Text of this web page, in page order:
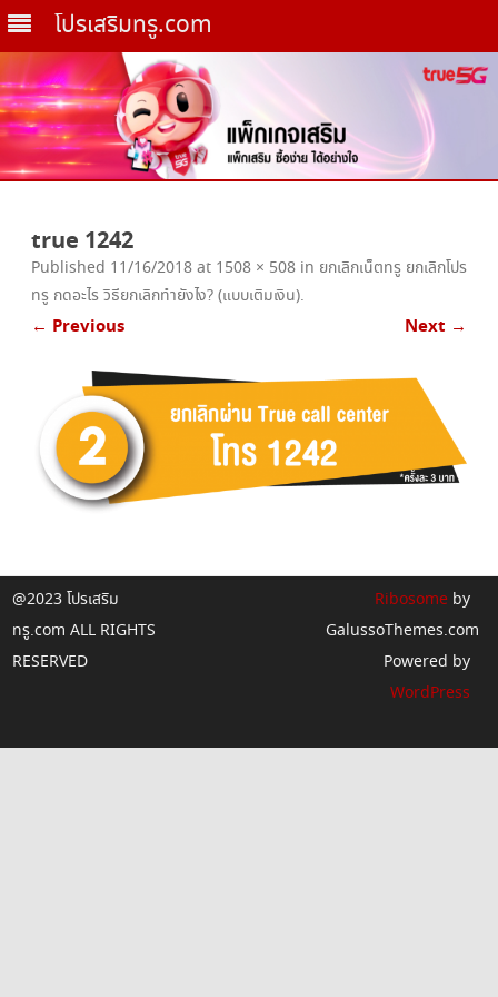
โปรเสริมทรู.com
true 1242
Published 11/16/2018 at 1508 × 508 in ยกเลิกเน็ตทรู ยกเลิกโปร
ทรู กดอะไร วิธียกเลิกทำยังไง? (แบบเติมเงิน).
← Previous Next →
@2023 โปรเสริม
ทรู.com ALL RIGHTS
RESERVED
Ribosomeby
GalussoThemes.com
Powered by
WordPress